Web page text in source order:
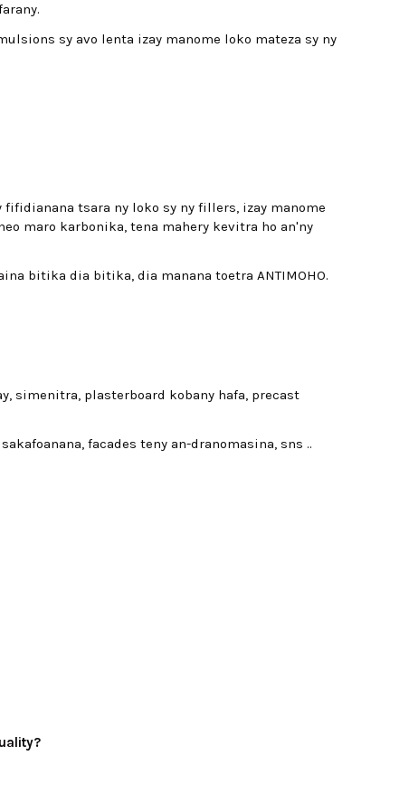
sy avo lenta izay manome loko mateza sy ny
tsara ny loko sy ny fillers, izay manome
maro karbonika, tena mahery kevitra ho an'ny
bitika dia bitika, dia manana toetra ANTIMOHO.
simenitra, plasterboard kobany hafa, precast
facades teny an-dranomasina, sns ..